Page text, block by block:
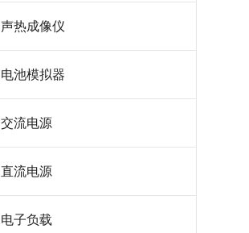
声热成像仪
电池模拟器
交流电源
直流电源
电子负载